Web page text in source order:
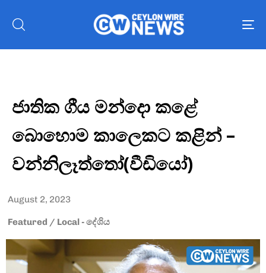
ජාතික ගීය මන්දො කළේ
බොහොම කාලෙකට කළින් –
වන්නිලෑත්තෝ(වීඩියෝ)
August 2, 2023
Featured / Local - දේශිය